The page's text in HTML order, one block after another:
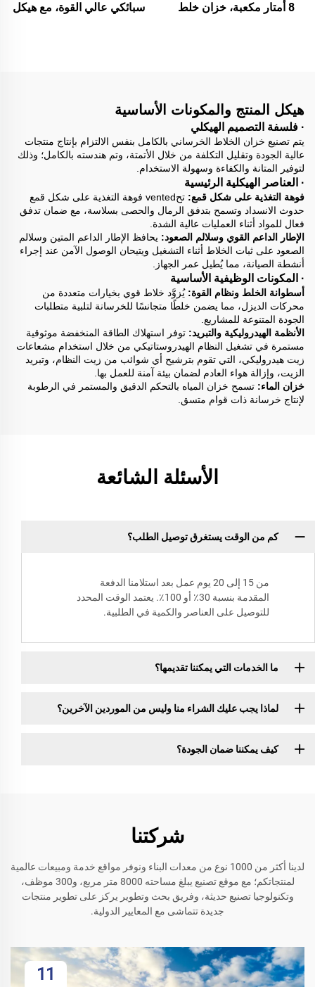
8 أمتار مكعبة، خزان خلط
سبائكي عالي القوة، مع هيكل
هيكل المنتج والمكونات الأساسية
· فلسفة التصميم الهيكلي
يتم تصنيع خزان الخلاط الخرساني بالكامل بنفس الالتزام بإنتاج منتجات
عالية الجودة وتقليل التكلفة من خلال الأتمتة، وتم هندسته بالكامل؛ وذلك
لتوفير المتانة والكفاءة وسهولة الاستخدام.
· العناصر الهيكلية الرئيسية
فوهة التغذية على شكل قمع:
تحvented فوهة التغذية على شكل قمع
حدوث الانسداد وتسمح بتدفق الرمال والحصى بسلاسة، مع ضمان تدفق
فعال للمواد أثناء العمليات عالية الشدة.
الإطار الداعم القوي وسلالم الصعود: يحافظ الإطار الداعم المتين وسلالم
الصعود على ثبات الخلاط أثناء التشغيل ويتيحان الوصول الآمن عند إجراء
أنشطة الصيانة، مما يُطيل عمر الجهاز.
· المكونات الوظيفية الأساسية
أسطوانة الخلط ونظام القوة:يُزوَّد خلاط قوي بخيارات متعددة من
محركات الديزل، مما يضمن خلطًا متجانسًا للخرسانة لتلبية متطلبات
الجودة المتنوعة للمشاريع.
الأنظمة الهيدروليكية والتبريد: توفر استهلاك الطاقة المنخفضة موثوقية
مستمرة في تشغيل النظام الهيدروستاتيكي من خلال استخدام مشعاعات
زيت هيدروليكي، التي تقوم بترشيح أي شوائب من زيت النظام، وتبريد
الزيت، وإزالة هواء العادم لضمان بيئة آمنة للعمل بها.
خزان الماء: تسمح خزان المياه بالتحكم الدقيق والمستمر في الرطوبة
لإنتاج خرسانة ذات قوام متسق.
الأسئلة الشائعة
كم من الوقت يستغرق توصيل الطلب؟
من 15 إلى 20 يوم عمل بعد استلامنا الدفعة
المقدمة بنسبة 30٪ أو 100٪. يعتمد الوقت المحدد
للتوصيل على العناصر والكمية في الطلبية.
ما الخدمات التي يمكننا تقديمها؟
لماذا يجب عليك الشراء منا وليس من الموردين الآخرين؟
كيف يمكننا ضمان الجودة؟
شركتنا
لدينا أكثر من 1000 نوع من معدات البناء ونوفر مواقع خدمة ومبيعات عالمية
لمنتجاتكم؛ مع موقع تصنيع يبلغ مساحته 8000 متر مربع، و300 موظف،
وتكنولوجيا تصنيع حديثة، وفريق بحث وتطوير يركز على تطوير منتجات
جديدة تتماشى مع المعايير الدولية.
11